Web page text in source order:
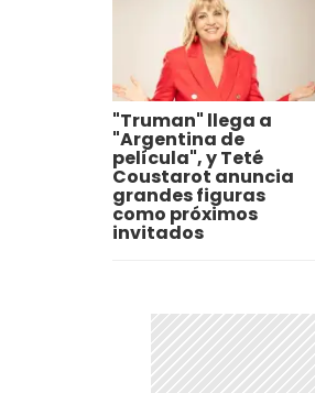
"Truman" llega a
"Argentina de
película", y Teté
Coustarot anuncia
grandes figuras
como próximos
invitados